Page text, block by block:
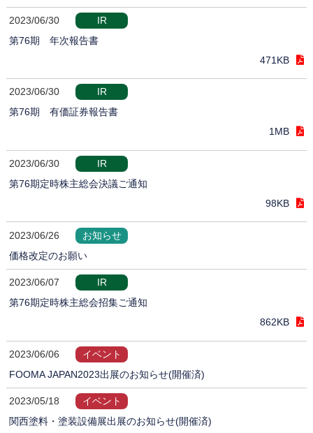
2023/06/30
IR
第76期 年次報告書
471KB
2023/06/30
IR
第76期 有価証券報告書
1MB
2023/06/30
IR
第76期定時株主総会決議ご通知
98KB
2023/06/26
お知らせ
価格改定のお願い
2023/06/07
IR
第76期定時株主総会招集ご通知
862KB
2023/06/06
イベント
FOOMA JAPAN2023出展のお知らせ(開催済)
2023/05/18
イベント
関西塗料・塗装設備展出展のお知らせ(開催済)